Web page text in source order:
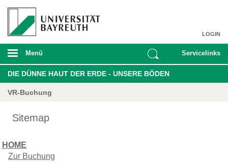
LOGIN
Menü Servicelinks
DIE DÜNNE HAUT DER ERDE - UNSERE BÖDEN
VR-Buchung
Sitemap
HOME
Zur Buchung